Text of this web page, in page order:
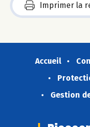
Imprimer la
Accueil
Gestion